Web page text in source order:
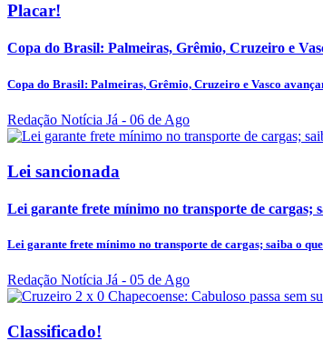
Placar!
Copa do Brasil: Palmeiras, Grêmio, Cruzeiro e
Copa do Brasil: Palmeiras, Grêmio, Cruzeiro e Vasco
Redação Notícia Já - 06 de Ago
Lei sancionada
Lei garante frete mínimo no transporte de cargas;
Lei garante frete mínimo no transporte de cargas; saiba o
Redação Notícia Já - 05 de Ago
Classificado!